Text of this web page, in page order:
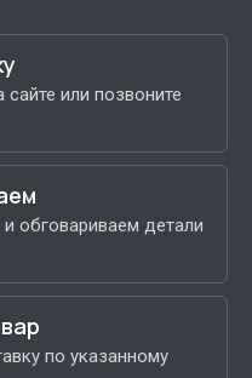
сайте или позвоните
обговариваем детали
по указанному